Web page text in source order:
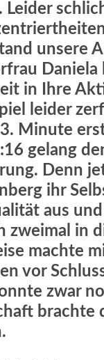
Leider
unsere
in Ihre
leider
Minute
gelang
Denn
ihr
aus und
zweimal in
machte
vor
zwar
brachte